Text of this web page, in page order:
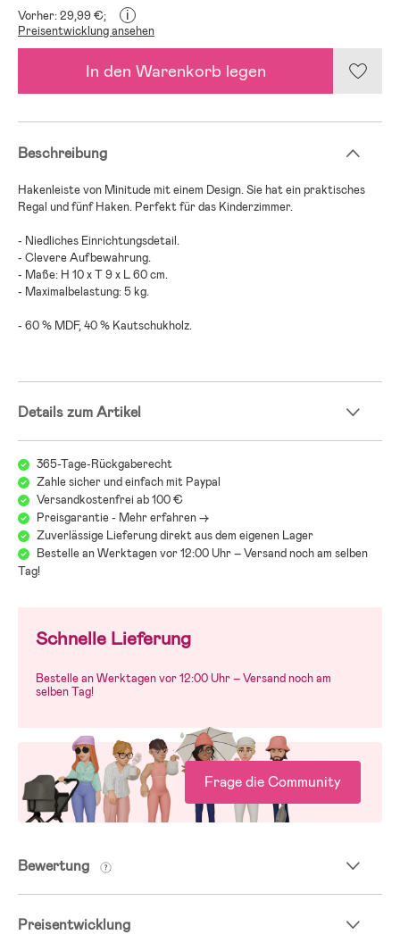
Vorher: 29,99 €;
i
Preisentwicklung ansehen
In den Warenkorb legen
Beschreibung
Hakenleiste von Minitude mit einem Design. Sie hat ein praktisches
Regal und fünf Haken. Perfekt für das Kinderzimmer.
- Niedliches Einrichtungsdetail.
- Clevere Aufbewahrung.
- Maße: H 10 x T 9 x L 60 cm.
- Maximalbelastung: 5 kg.
- 60 % MDF, 40 % Kautschukholz.
Details zum Artikel
365-Tage-Rückgaberecht
Zahle sicher und einfach mit Paypal
Versandkostenfrei ab 100 €
Preisgarantie - Mehr erfahren ->
Zuverlässige Lieferung direkt aus dem eigenen Lager
Bestelle an Werktagen vor 12:00 Uhr – Versand noch am selben
Tag!
Schnelle Lieferung
Bestelle an Werktagen vor 12:00 Uhr – Versand noch am
selben Tag!
Frage die Community
Bewertung
Preisentwicklung